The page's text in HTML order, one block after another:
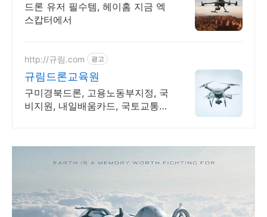
드론 유저 필수템, 헤이홈 지금 엑
스캅터에서
http://규림.com 광고
규림드론교육원
구미경북드론, 고용노동부지정, 국
비지원, 내일배움카드, 국토교통부